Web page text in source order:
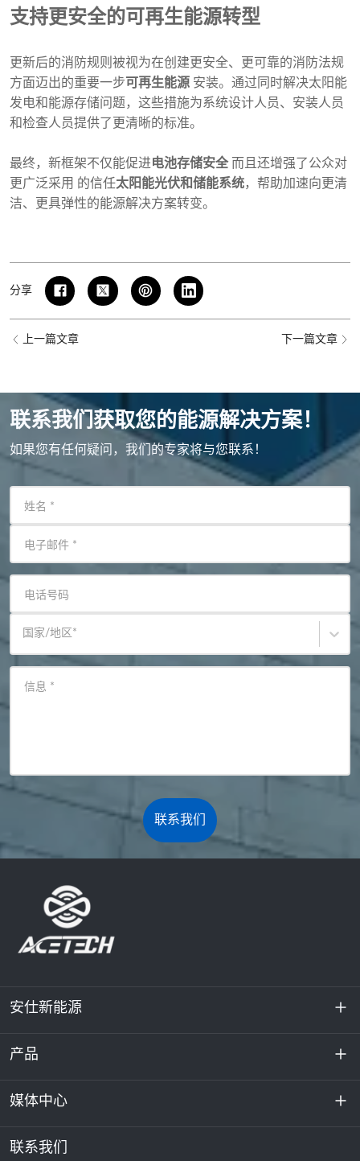
支持更安全的可再生能源转型
更新后的消防规则被视为在创建更安全、更可靠的消防法规
方面迈出的重要一步可再生能源 安装。通过同时解决太阳能
发电和能源存储问题，这些措施为系统设计人员、安装人员
和检查人员提供了更清晰的标准。
最终，新框架不仅能促进电池存储安全而且还增强了公众对
更广泛采用 的信任太阳能光伏和储能系统，帮助加速向更清
洁、更具弹性的能源解决方案转变。
分享
上一篇文章 下一篇文章
联系我们获取您的能源解决方案！
如果您有任何疑问，我们的专家将与您联系！
姓名 *
电子邮件 *
电话号码
国家/地区 *
信息 *
联系我们
安仕新能源
关于我们
可持续发展
产品
储能
数据中心和服务器机房
媒体中心
新闻与活动
联系我们